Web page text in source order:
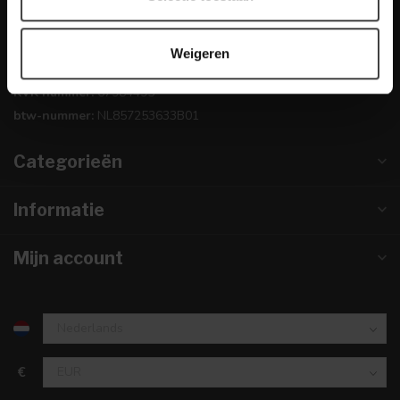
Weigeren
info@dewoonwinkel.nl
KVK nummer:67984495
btw-nummer: NL857253633B01
Categorieën
Informatie
Mijn account
€